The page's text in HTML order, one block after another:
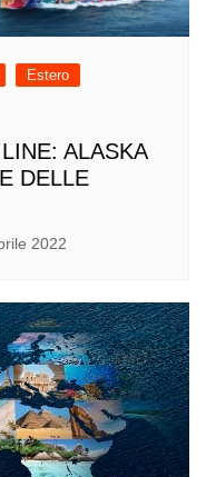
Estero
ALASKA
DELLE
2022